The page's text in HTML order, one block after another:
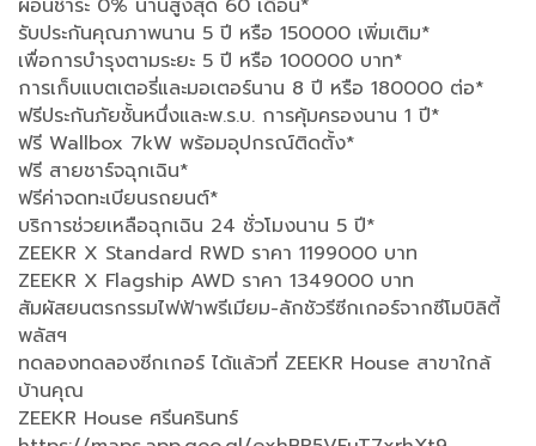
ผ่อนชำระ 0% นานสูงสุด 60 เดือน*
รับประกันคุณภาพนาน 5 ปี หรือ 150000 เพิ่มเติม*
เพื่อการบำรุงตามระยะ 5 ปี หรือ 100000 บาท*
การเก็บแบตเตอรี่และมอเตอร์นาน 8 ปี หรือ 180000 ต่อ*
ฟรีประกันภัยชั้นหนึ่งและพ.ร.บ. การคุ้มครองนาน 1 ปี*
ฟรี Wallbox 7kW พร้อมอุปกรณ์ติดตั้ง*
ฟรี สายชาร์จฉุกเฉิน*
ฟรีค่าจดทะเบียนรถยนต์*
บริการช่วยเหลือฉุกเฉิน 24 ชั่วโมงนาน 5 ปี*
ZEEKR X Standard RWD ราคา 1199000 บาท
ZEEKR X Flagship AWD ราคา 1349000 บาท
สัมผัสยนตรกรรมไฟฟ้าพรีเมียม-ลักชัวรีซีกเกอร์จากซีโมบิลิตี้
พลัสฯ
ทดลองทดลองซีกเกอร์ ได้แล้วที่ ZEEKR House สาขาใกล้
บ้านคุณ
ZEEKR House ศรีนครินทร์